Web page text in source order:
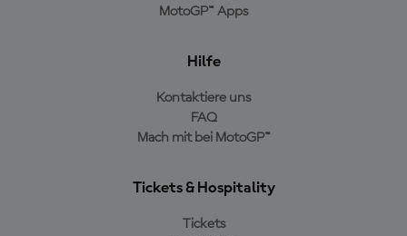
MotoGP™ Apps
Hilfe
Kontaktiere uns
FAQ
Mach mit bei MotoGP™
Tickets & Hospitality
Tickets